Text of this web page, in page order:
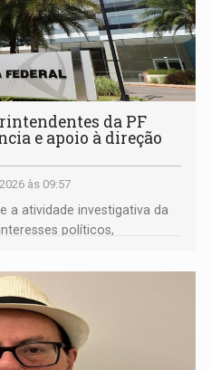
da PF
e apoio à direção
às 09:57
a atividade investigativa da
políticos,